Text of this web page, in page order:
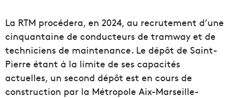
La RTM procédera, en 2024, au recrutement d’une
cinquantaine de conducteurs de tramway et de
techniciens de maintenance. Le dépôt de Saint-
Pierre étant à la limite de ses capacités
actuelles, un second dépôt est en cours de
construction par la Métropole Aix-Marseille-